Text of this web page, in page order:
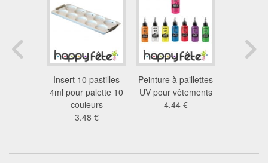
Insert 10 pastilles
4ml pour palette 10
couleurs
3.48 €
Peinture à paillettes
UV pour vêtements
4.44 €